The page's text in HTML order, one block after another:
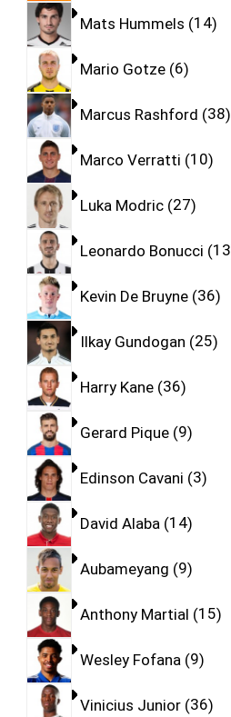
Mats Hummels 14
Mario Gotze 6
Marcus Rashford 38
Marco Verratti 10
Luka Modric 27
Leonardo Bonucci 13
Kevin De Bruyne 36
Ilkay Gundogan 25
Harry Kane 36
Gerard Pique 9
Edinson Cavani 3
David Alaba 14
Aubameyang 9
Anthony Martial 15
Wesley Fofana 9
Vinicius Junior 36